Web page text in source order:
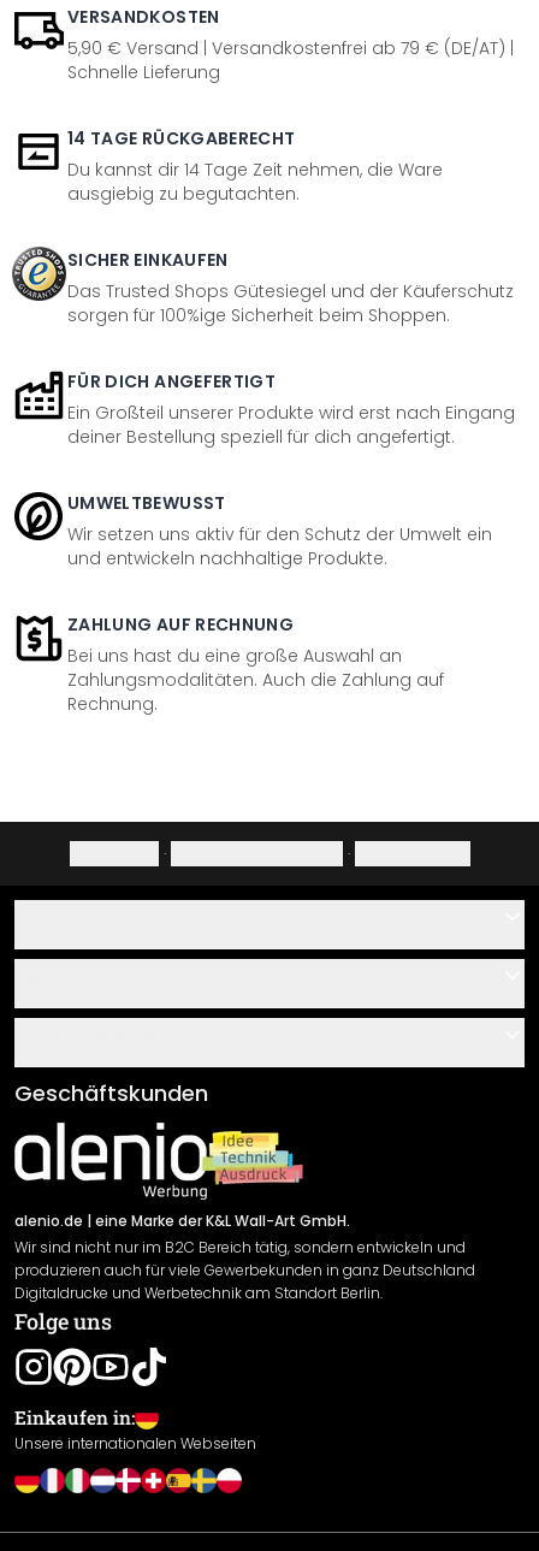
VERSANDKOSTEN
5,90 € Versand | Versandkostenfrei ab 79 € (DE/AT) |
Schnelle Lieferung
14 TAGE RÜCKGABERECHT
Du kannst dir 14 Tage Zeit nehmen, die Ware
ausgiebig zu begutachten.
SICHER EINKAUFEN
Das Trusted Shops Gütesiegel und der Käuferschutz
sorgen für 100%ige Sicherheit beim Shoppen.
FÜR DICH ANGEFERTIGT
Ein Großteil unserer Produkte wird erst nach Eingang
deiner Bestellung speziell für dich angefertigt.
UMWELTBEWUSST
Wir setzen uns aktiv für den Schutz der Umwelt ein
und entwickeln nachhaltige Produkte.
ZAHLUNG AUF RECHNUNG
Bei uns hast du eine große Auswahl an
Zahlungsmodalitäten. Auch die Zahlung auf
Rechnung.
· ·
Über uns
Klebe- und Montageanleitungen
Newsletter An-/Abmeldung
Sendungsverfolgung
AGB
Impressum
Versand & Zahlung
Rücksendung
Widerrufsrecht
Datenschutzerklärung
Gewährleistung
Leistungserklärung / CE-Zeichen
Cookie Einstellungen
Geschäftskunden
alenio.de | eine Marke der K&L Wall-Art GmbH.
Wir sind nicht nur im B2C Bereich tätig, sondern entwickeln und
produzieren auch für viele Gewerbekunden in ganz Deutschland
Digitaldrucke und Werbetechnik am Standort Berlin.
Folge uns
Einkaufen in:
Unsere internationalen Webseiten